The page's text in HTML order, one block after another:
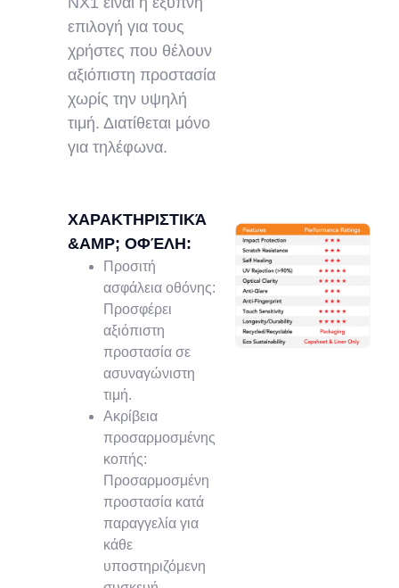
επιλογή για τους
χρήστες που θέλουν
αξιόπιστη προστασία
χωρίς την υψηλή
τιμή. Διατίθεται μόνο
για τηλέφωνα.
ΧΑΡΑΚΤΗΡΙΣΤΙΚΆ
&AMP; ΟΦΈΛΗ:
Προσιτή
ασφάλεια οθόνης:
Προσφέρει
αξιόπιστη
προστασία σε
ασυναγώνιστη
τιμή.
Ακρίβεια
προσαρμοσμένης
κοπής:
Προσαρμοσμένη
προστασία κατά
παραγγελία για
κάθε
υποστηριζόμενη